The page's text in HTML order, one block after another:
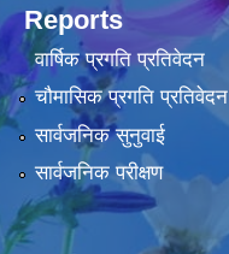
Reports
वार्षिक प्रगति प्रतिवेदन
चौमासिक प्रगति प्रतिवेदन
सार्वजनिक सुनुवाई
सार्वजनिक परीक्षण